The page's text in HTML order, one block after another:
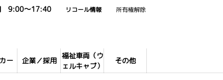
ー 企業／採用
福祉車両（ウ
ェルキャブ）
その他
9:00～17:40 リコール情報 所有権解除